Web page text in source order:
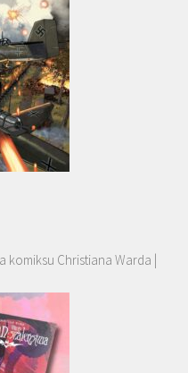
komiksu Christiana Warda |